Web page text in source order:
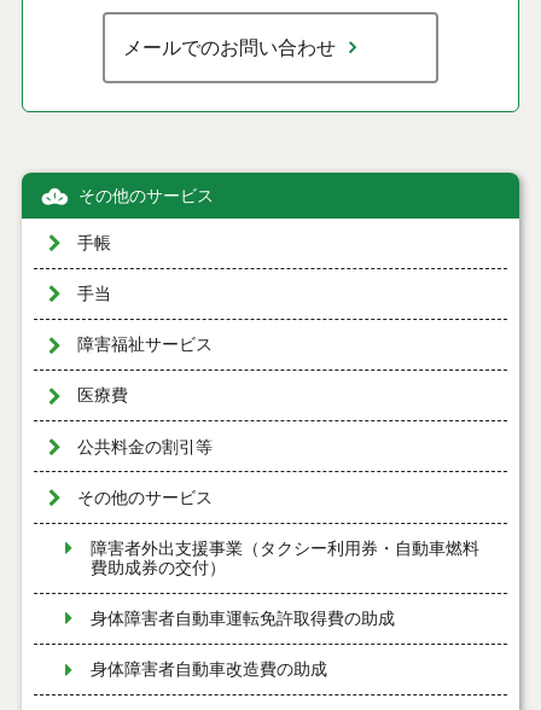
メールでのお問い合わせ
その他のサービス
手帳
手当
障害福祉サービス
医療費
公共料金の割引等
その他のサービス
障害者外出支援事業（タクシー利用券・自動車燃料
費助成券の交付）
身体障害者自動車運転免許取得費の助成
身体障害者自動車改造費の助成